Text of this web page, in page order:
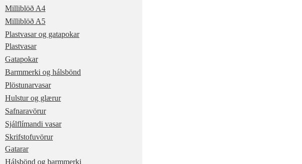
Milliblöð A4
Milliblöð A5
Plastvasar og gatapokar
Plastvasar
Gatapokar
Barmmerki og hálsbönd
Plöstunarvasar
Hulstur og glærur
Safnaravörur
Sjálflímandi vasar
Skrifstofuvörur
Gatarar
Hálsbönd og barmmerki